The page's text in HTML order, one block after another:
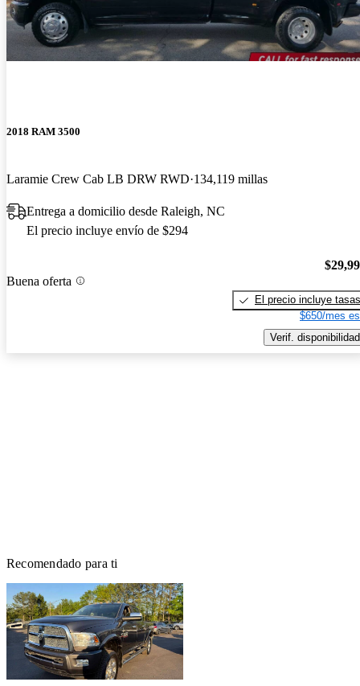
2018 RAM 3500
Laramie Crew Cab LB DRW RWD 134,119 millas
Entrega a domicilio desde Raleigh, NC
El precio incluye envío de $294
Buena oferta
El precio incluye tasas
$650/mes
Verif. disponibilidad
Recomendado para ti